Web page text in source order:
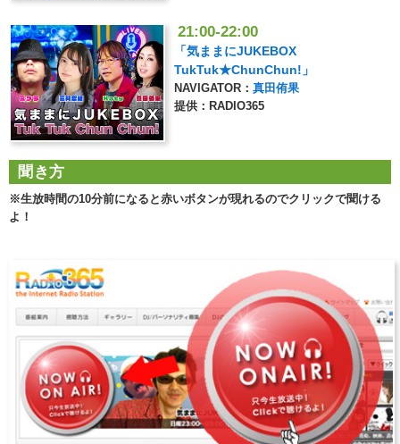
21:00-22:00
「気ままにJUKEBOX
TukTuk★ChunChun!」
NAVIGATOR：真田侑果
提供：RADIO365
聞き方
※生放時間の10分前になると赤いボタンが現れるのでクリックで聞ける
よ！